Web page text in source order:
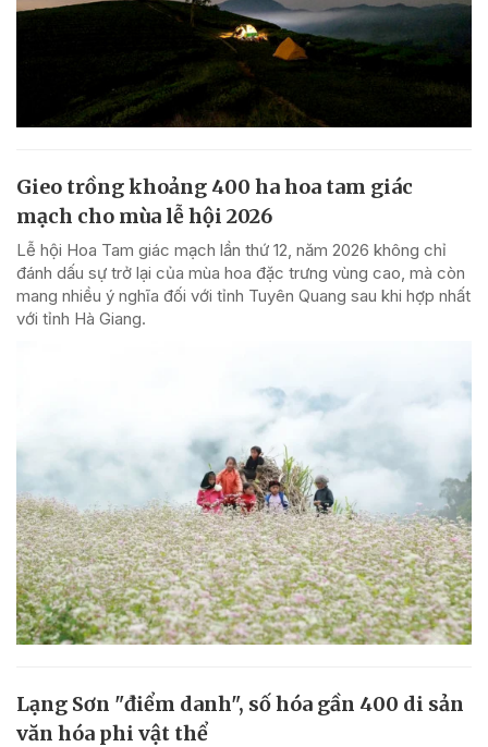
Gieo trồng khoảng 400 ha hoa tam giác
mạch cho mùa lễ hội 2026
Lễ hội Hoa Tam giác mạch lần thứ 12, năm 2026 không chỉ
đánh dấu sự trở lại của mùa hoa đặc trưng vùng cao, mà còn
mang nhiều ý nghĩa đối với tỉnh Tuyên Quang sau khi hợp nhất
với tỉnh Hà Giang.
Lạng Sơn "điểm danh", số hóa gần 400 di sản
văn hóa phi vật thể